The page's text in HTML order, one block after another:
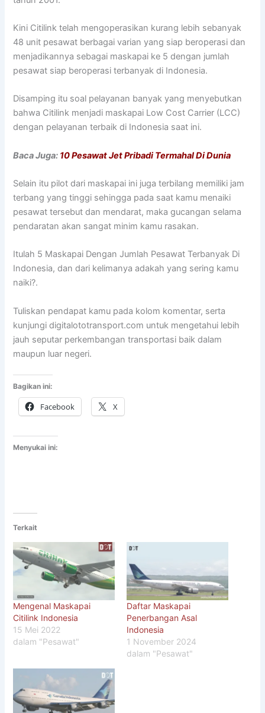
Kini Citilink telah mengoperasikan kurang lebih sebanyak
48 unit pesawat berbagai varian yang siap beroperasi dan
menjadikannya sebagai maskapai ke 5 dengan jumlah
pesawat siap beroperasi terbanyak di Indonesia.
Disamping itu soal pelayanan banyak yang menyebutkan
bahwa Citilink menjadi maskapai Low Cost Carrier (LCC)
dengan pelayanan terbaik di Indonesia saat ini.
Baca Juga: 10 Pesawat Jet Pribadi Termahal Di Dunia
Selain itu pilot dari maskapai ini juga terbilang memiliki jam
terbang yang tinggi sehingga pada saat kamu menaiki
pesawat tersebut dan mendarat, maka gucangan selama
pendaratan akan sangat minim kamu rasakan.
Itulah 5 Maskapai Dengan Jumlah Pesawat Terbanyak Di
Indonesia, dan dari kelimanya adakah yang sering kamu
naiki?.
Tuliskan pendapat kamu pada kolom komentar, serta
kunjungi digitalototransport.com untuk mengetahui lebih
jauh seputar perkembangan transportasi baik dalam
maupun luar negeri.
Bagikan ini:
Facebook X
Menyukai ini:
Terkait
Mengenal Maskapai
Citilink Indonesia
15 Mei 2022
dalam "Pesawat"
Daftar Maskapai
Penerbangan Asal
Indonesia
1 November 2024
dalam "Pesawat"